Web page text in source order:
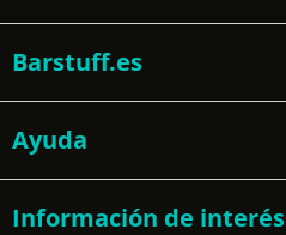
Barstuff.es
Ayuda
Información de interés